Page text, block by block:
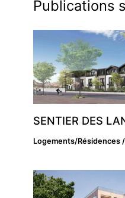
Publications
SENTIER DES
Logements/Résidences